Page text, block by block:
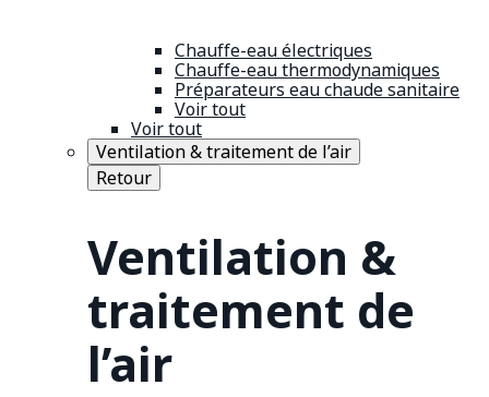
Chauffe-eau électriques
Chauffe-eau thermodynamiques
Préparateurs eau chaude sanitaire
Voir tout
Voir tout
Ventilation & traitement de l’air
Retour
Ventilation &
traitement de
l’air